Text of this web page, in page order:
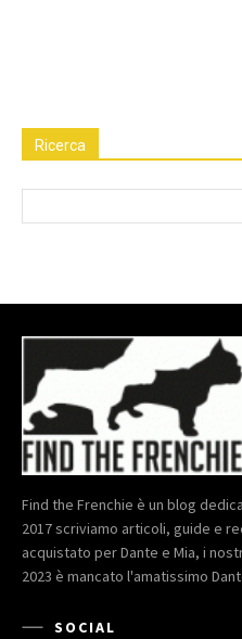
Ricerca
Find the Frenchie è un blog
2017 scriviamo articoli, guide e
acquistato per Dante e Mia, i
2023 è mancato l'amatissimo
SOCIAL